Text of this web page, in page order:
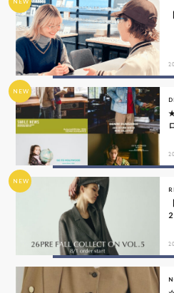
NEW
NEW
NEW
2